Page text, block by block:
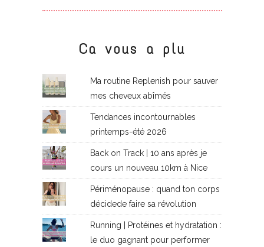
Ca vous a plu
Ma routine Replenish pour sauver
mes cheveux abîmés
Tendances incontournables
printemps-été 2026
Back on Track | 10 ans après je
cours un nouveau 10km à Nice
Périménopause : quand ton corps
décidede faire sa révolution
Running | Protéines et hydratation :
le duo gagnant pour performer